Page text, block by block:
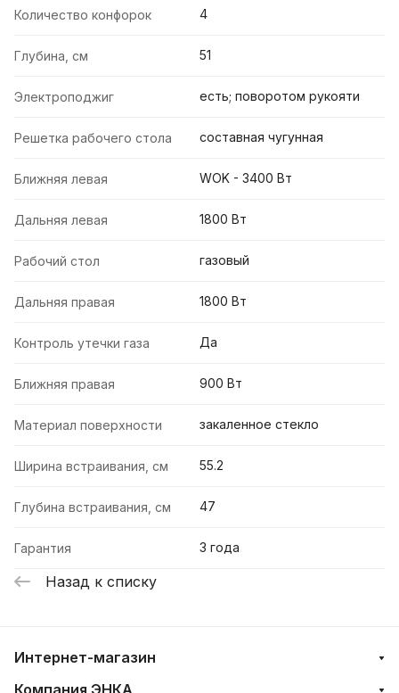
Количество конфорок 4
Глубина, см 51
Электроподжиг есть; поворотом рукояти
Решетка рабочего стола составная чугунная
Ближняя левая WOK - 3400 Вт
Дальняя левая 1800 Вт
Рабочий стол газовый
Дальняя правая 1800 Вт
Контроль утечки газа Да
Ближняя правая 900 Вт
Материал поверхности закаленное стекло
Ширина встраивания, см 55.2
Глубина встраивания, см 47
Гарантия 3 года
Назад к списку
Интернет-магазин
Компания ЭНКА